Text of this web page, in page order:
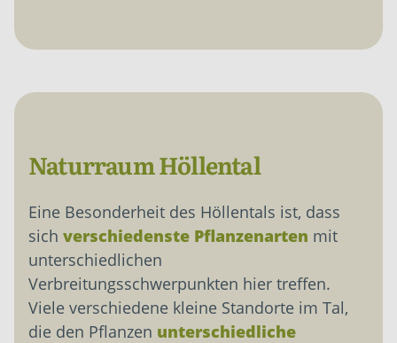
Naturraum Höllental
Eine Besonderheit des Höllentals ist, dass
sich verschiedenste Pflanzenarten mit
unterschiedlichen
Verbreitungsschwerpunkten hier treffen.
Viele verschiedene kleine Standorte im Tal,
die den Pflanzen unterschiedliche